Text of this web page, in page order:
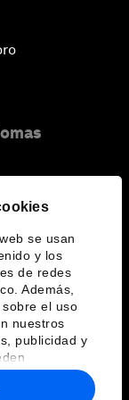
se usan
y los
de redes
Además,
el uso
nuestros
publicidad y
que les
hayan